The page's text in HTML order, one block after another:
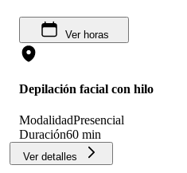
Ver horas
Depilación facial con hilo
ModalidadPresencial
Duración60 min
Ver detalles